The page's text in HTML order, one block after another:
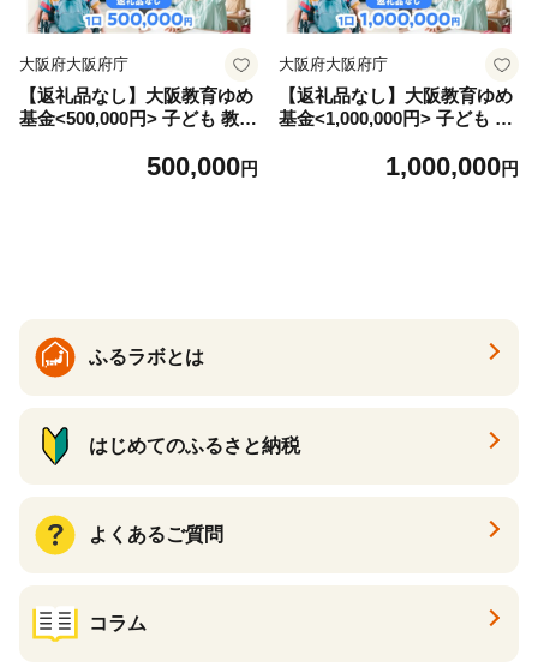
大阪府大阪府庁
【返礼品なし】大阪教育ゆめ
基金<500,000円> 子ども 教育
500,000円
大阪府大阪府庁
【返礼品なし】大阪教育ゆめ
基金<1,000,000円> 子ども 教
1,000,000円
ふるラボとは
はじめてのふるさと納税
よくあるご質問
コラム